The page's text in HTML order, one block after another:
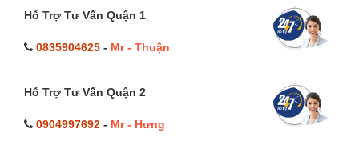
Hỗ Trợ Tư Vấn Quận 1
0835904625 - Mr - Thuận
Hỗ Trợ Tư Vấn Quận 2
0904997692 - Mr - Hưng